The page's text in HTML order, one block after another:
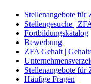
Stellenangebote für
Stellengesuche |
Fortbildungskatalog
Bewerbung
ZFA Gehalt |
Stellenangebote für
Häufige Fragen